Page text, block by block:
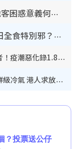
香港山邊鐵閘邊門大開？內地客困惑意義何在！網民神回覆：呢種叫法理性防禦
鬼門開2026｜農曆七月撞正日全食特別邪？專家警告切忌做一事！揭4大禁忌+2招保平安
奪命寄生蟲｜食生菜狂瀉首現死者！疫潮惡化錄1.8萬宗病例 揭洗菜3大謬誤
內地客歎港人唔識老！揭港鐵保鮮級冷氣 港人求放過：咪投訴